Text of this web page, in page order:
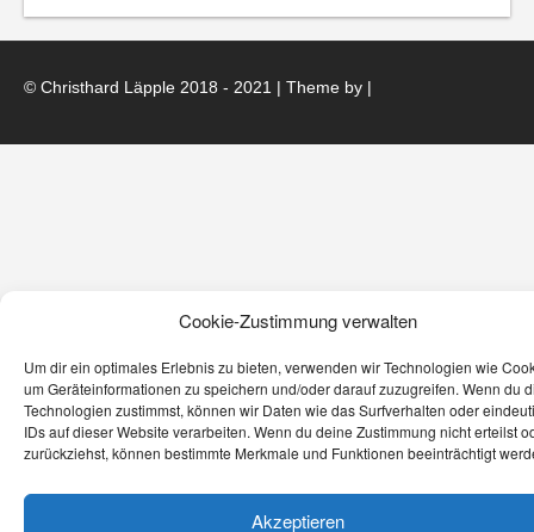
Cookie-Zustimmung verwalten
Um dir ein optimales Erlebnis zu bieten, verwenden wir Technologien wie
um Geräteinformationen zu speichern und/oder darauf zuzugreifen. Wenn du
Technologien zustimmst, können wir Daten wie das Surfverhalten oder
IDs auf dieser Website verarbeiten. Wenn du deine Zustimmung nicht erteilst
zurückziehst, können bestimmte Merkmale und Funktionen beeinträchtigt
Akzeptieren
© Christhard Läpple 2018 - 2021 | Theme by |